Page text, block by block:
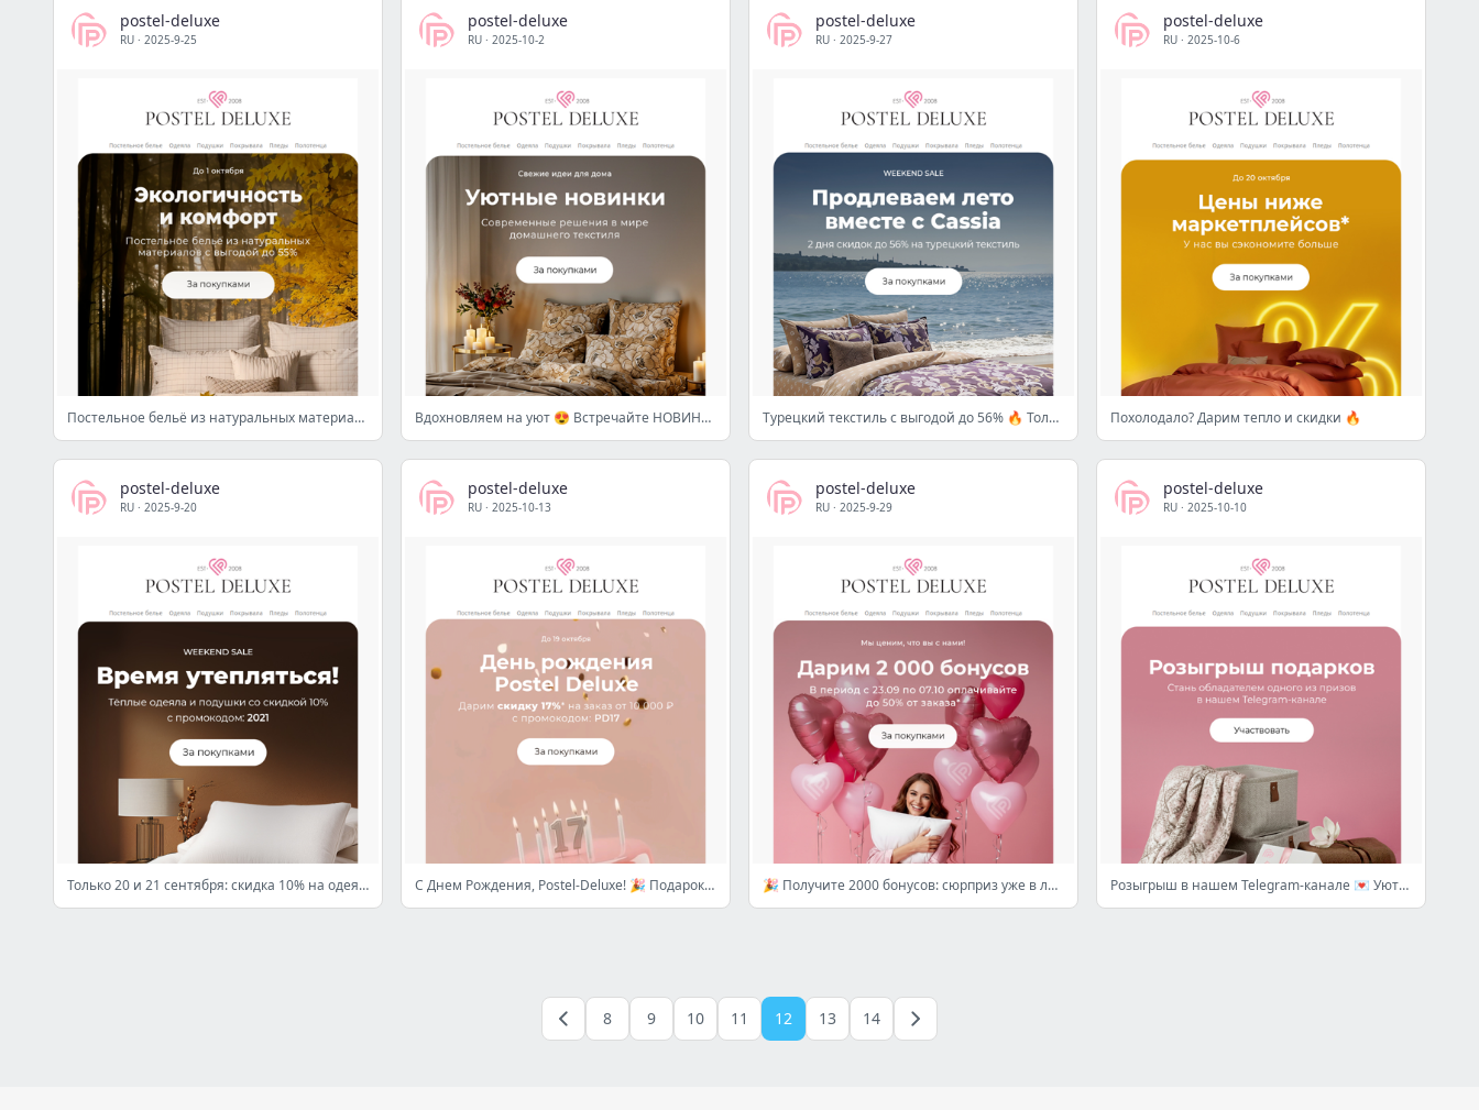
postel-deluxe
RU · 2025-9-25
Постельное бельё из натуральных материалов 🌿🌟 Скидки до 55%
postel-deluxe
RU · 2025-10-2
Вдохновляем на уют 😍 Встречайте НОВИНКИ 🆕
postel-deluxe
RU · 2025-9-27
Турецкий текстиль с выгодой до 56% 🔥 Только 27–28 сентября
postel-deluxe
RU · 2025-10-6
Похолодало? Дарим тепло и скидки 🔥
postel-deluxe
RU · 2025-9-20
Только 20 и 21 сентября: скидка 10% на одеяла и подушки 🍂 Время утепляться
postel-deluxe
RU · 2025-10-13
С Днем Рождения, Postel-Deluxe! 🎉 Подарок для вас - скидка 17%
postel-deluxe
RU · 2025-9-29
🎉 Получите 2000 бонусов: сюрприз уже в личном кабинете
postel-deluxe
RU · 2025-10-10
Розыгрыш в нашем Telegram-канале 💌 Уютные подарки от Postel Deluxe 😍
8 9 10 11 12 13 14